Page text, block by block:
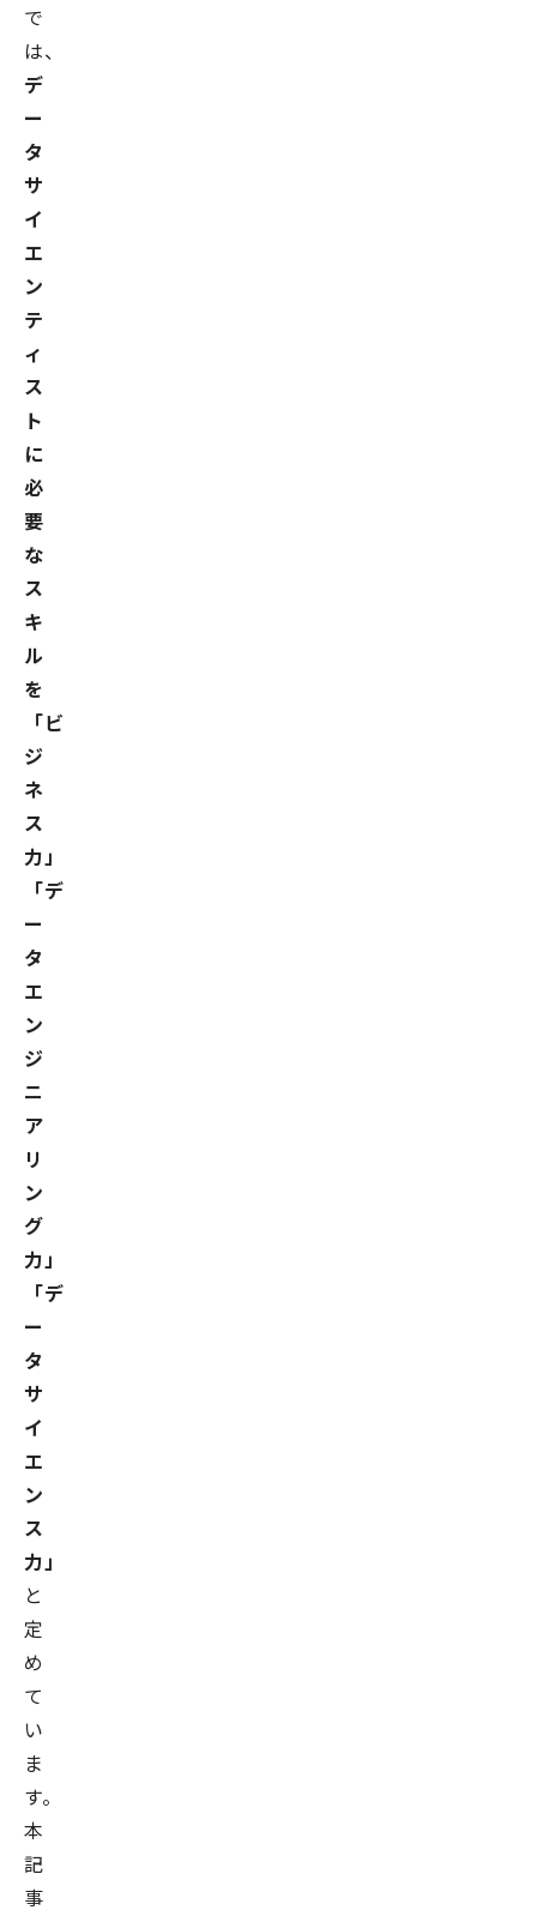
で
は、
デ
ー
タ
サ
イ
エ
ン
テ
ィ
ス
ト
に
必
要
な
ス
キ
ル
を
「ビ
ジ
ネ
ス
力」
「デ
ー
タ
エ
ン
ジ
ニ
ア
リ
ン
グ
力」
「デ
ー
タ
サ
イ
エ
ン
ス
力」
と
定
め
て
い
ま
す。
本
記
事